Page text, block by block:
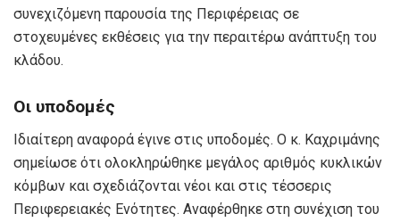
συνεχιζόμενη παρουσία της Περιφέρειας σε
στοχευμένες εκθέσεις για την περαιτέρω ανάπτυξη του
κλάδου.
Οι υποδομές
Ιδιαίτερη αναφορά έγινε στις υποδομές. Ο κ. Καχριμάνης
σημείωσε ότι ολοκληρώθηκε μεγάλος αριθμός κυκλικών
κόμβων και σχεδιάζονται νέοι και στις τέσσερις
Περιφερειακές Ενότητες. Αναφέρθηκε στη συνέχιση του